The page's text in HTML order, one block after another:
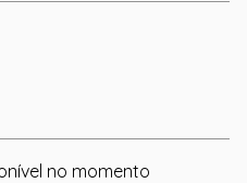
no momento